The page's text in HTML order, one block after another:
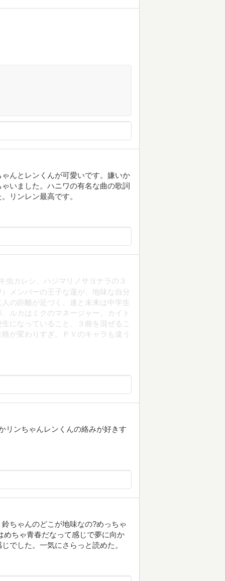
んとレンくんが可愛いです。嫌いか
いました。ハニワの有名な曲の歌詞
リンレン最高です。
虫カレシ、ハジマリノサヨナラの３
メンバーの王子な蓮が、地味な自分
の距離が近づく。連と未来は中学生
ルカはミクのマネージャー。カイト
になっていること、３曲を混ぜるこ
が変わりすぎ。ＰＶのキャラも違う
リンちゃんレンくんの絡みが好きす
ちゃんのどこが地味なの?めっちゃ
ちゃ青春だなって感じで夢に向か
でした。一気にさらっと読めた。